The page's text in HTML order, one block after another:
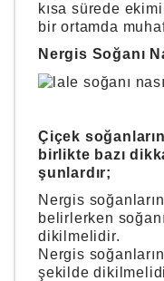
kısa sürede
bir ortamda
Nergis Soğanı
Çiçek
birlikte bazı
şunlardır;
Nergis
belirlerken
dikilmelidir.
Nergis
şekilde